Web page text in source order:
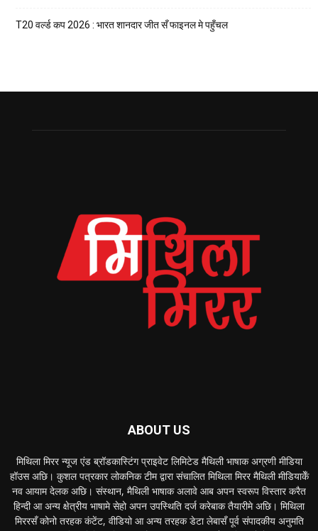
T20 वर्ल्ड कप 2026 : भारत शानदार जीत सँ फाइनल मे पहुँचल
ABOUT US
मिथिला मिरर न्यूज एंड ब्रॉडकास्टिंग प्राइवेट लिमिटेड मैथिली भाषाक अग्रणी मीडिया
हॉउस अछि। कुशल पत्रकार लोकनिक टीम द्वारा संचालित मिथिला मिरर मैथिली मीडियाकेँ
नव आयाम देलक अछि। संस्थान, मैथिली भाषाक अलावे आब अपन स्वरूप विस्तार करैत
हिन्दी आ अन्य क्षेत्रीय भाषामे सेहो अपन उपस्थिति दर्ज करेबाक तैयारीमे अछि। मिथिला
मिररसँ कोनो तरहक कंटेंट, वीडियो आ अन्य तरहक डेटा लेबासँ पूर्व संपादकीय अनुमति